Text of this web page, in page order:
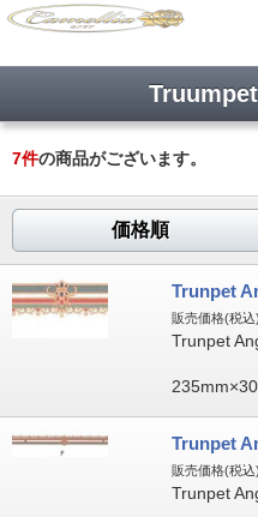
7件の商品がございます。
価格順
Trunpet
販売価格(税込
Trunpet
Trunpet
販売価格(税込
Trunpet